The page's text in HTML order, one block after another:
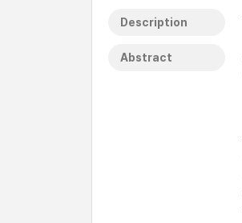
Description
Abstract